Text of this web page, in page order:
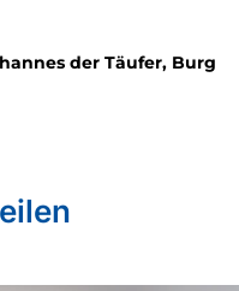
der Täufer, Burg